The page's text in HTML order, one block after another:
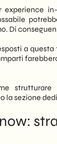
experience
Di
a
o la sezione